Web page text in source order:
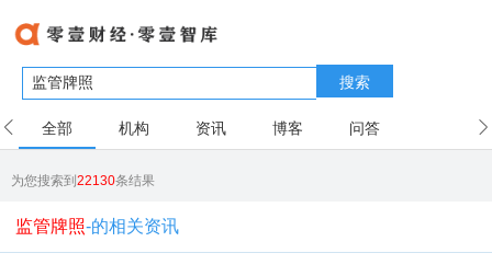
搜索
全部 机构 资讯 博客 问答
为您搜索到22130条结果
监管牌照-的相关资讯